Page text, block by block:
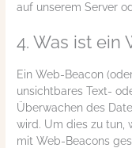
auf unserem Server
4. Was ist ein
Ein Web-Beacon
unsichtbares Text-
Überwachen des
wird. Um dies zu tun,
mit Web-Beacons